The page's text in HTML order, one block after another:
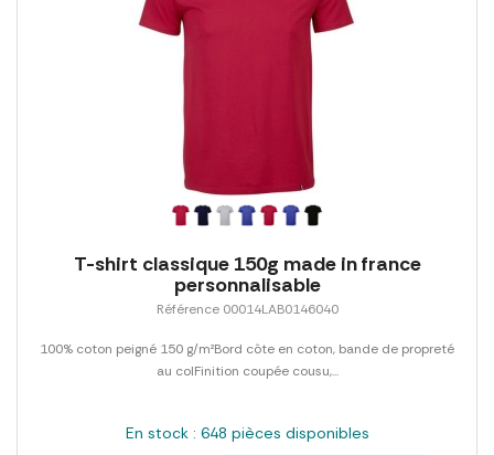
T-shirt classique 150g made in france
personnalisable
Référence 00014LAB0146040
100% coton peigné 150 g/m²Bord côte en coton, bande de propreté
au colFinition coupée cousu,...
En stock : 648 pièces disponibles